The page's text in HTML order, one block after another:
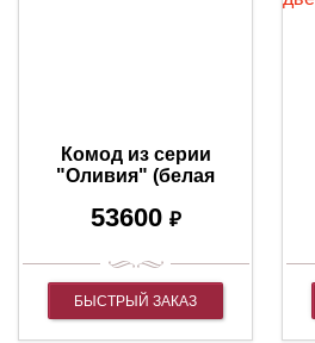
Комод из серии
"Оливия" (белая
патиной)
53600 ₽
БЫСТРЫЙ ЗАКАЗ